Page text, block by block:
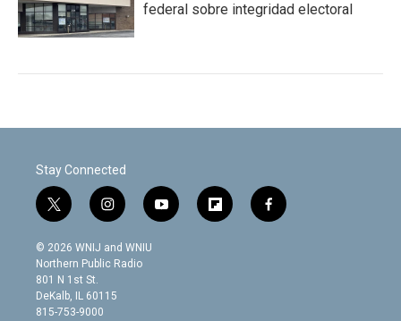
federal sobre integridad electoral
Stay Connected
t
w
i
t
t
e
r
i
n
s
t
g
y
o
f
l
f
a
© 2026 WNIJ and WNIU
Northern Public Radio
801 N 1st St.
DeKalb, IL 60115
815-753-9000